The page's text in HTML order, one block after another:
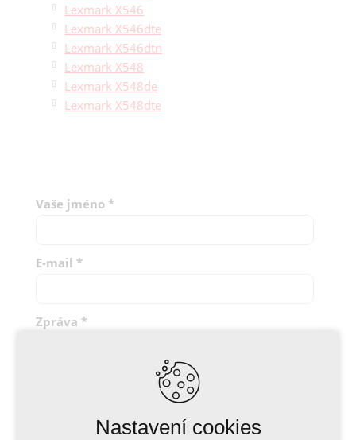
Lexmark X546
Lexmark X546dte
Lexmark X546dtn
Lexmark X548
Lexmark X548de
Lexmark X548dte
Vaše jméno *
E-mail *
Zpráva *
Nastavení cookies